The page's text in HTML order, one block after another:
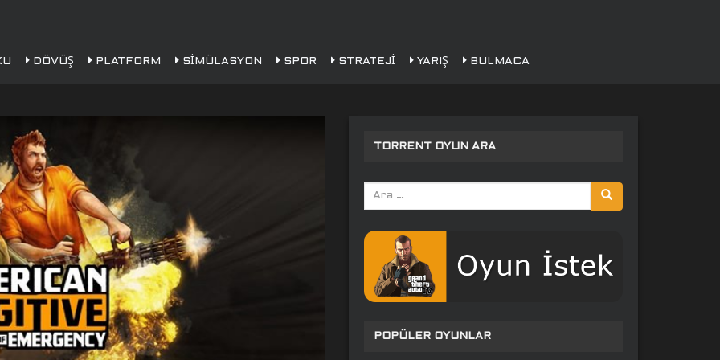
DÖVÜŞ PLATFORM SIMÜLASYON SPOR STRATEJI YARIŞ BULMACA
TORRENT OYUN ARA
Arama
yap:
POPÜLER OYUNLAR